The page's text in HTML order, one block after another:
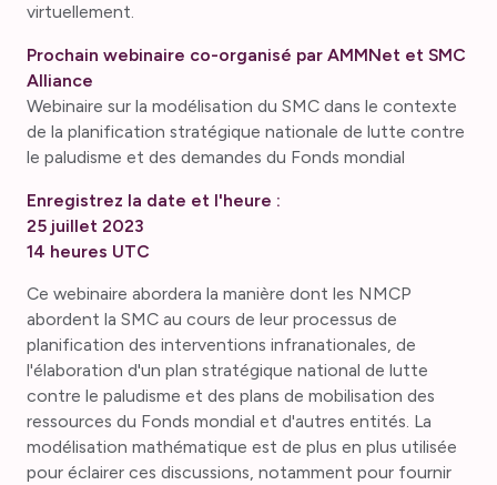
virtuellement.
Prochain webinaire co-organisé par AMMNet et SMC
Alliance
Webinaire sur la modélisation du SMC dans le contexte
de la planification stratégique nationale de lutte contre
le paludisme et des demandes du Fonds mondial
Enregistrez la date et l'heure :
25 juillet 2023
14 heures UTC
Ce webinaire abordera la manière dont les NMCP
abordent la SMC au cours de leur processus de
planification des interventions infranationales, de
l'élaboration d'un plan stratégique national de lutte
contre le paludisme et des plans de mobilisation des
ressources du Fonds mondial et d'autres entités. La
modélisation mathématique est de plus en plus utilisée
pour éclairer ces discussions, notamment pour fournir